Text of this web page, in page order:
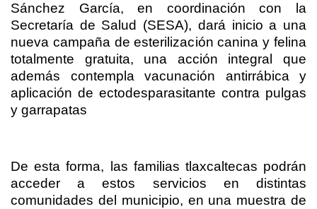
Sánchez García, en coordinación con la
Secretaría de Salud (SESA), dará inicio a una
nueva campaña de esterilización canina y felina
totalmente gratuita, una acción integral que
además contempla vacunación antirrábica y
aplicación de ectodesparasitante contra pulgas
y garrapatas
De esta forma, las familias tlaxcaltecas podrán
acceder a estos servicios en distintas
comunidades del municipio, en una muestra de